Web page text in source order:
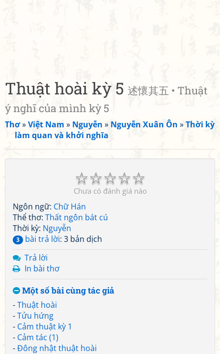
Thuật hoài kỳ 5 述懷其五 • Thuật
ý nghĩ của mình kỳ 5
Thơ»Việt Nam » Nguyễn » Nguyễn Xuân Ôn »Thời kỳ
làm quan và khởi nghĩa
☆
☆
☆
☆
☆
Chưa có đánh giá nào
Ngôn ngữ: Chữ Hán
Thể thơ: Thất ngôn bát cú
Thời kỳ: Nguyễn
3 bài trả lời: 3 bản dịch
Trả lời
In bài thơ
Một số bài cùng tác giả
-Thuật hoài
-Tửu hứng
- Cảm thuật kỳ 1
- Cảm tác (1)
-Đông nhật thuật hoài